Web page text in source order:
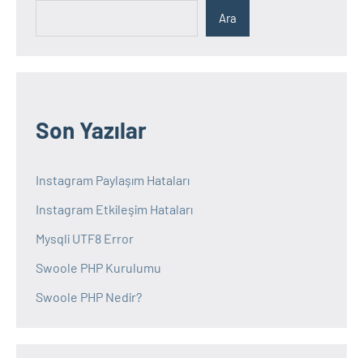
Ara
Son Yazılar
Instagram Paylaşım Hataları
Instagram Etkileşim Hataları
Mysqli UTF8 Error
Swoole PHP Kurulumu
Swoole PHP Nedir?